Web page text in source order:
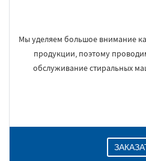
Мы уделяем большое внимание
продукции, поэтому
обслуживание стиральных